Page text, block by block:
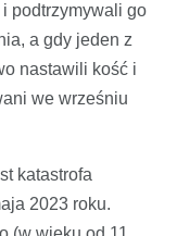
podtrzymywali go
a gdy jeden z
nastawili kość i
we wrześniu
katastrofa
2023 roku.